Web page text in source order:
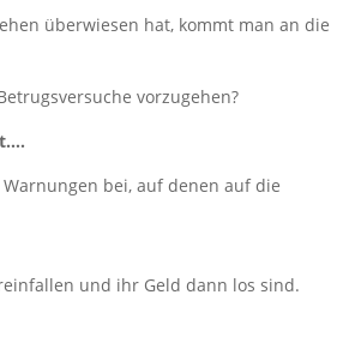
überwiesen hat, kommt man an die
vorzugehen?
bei, auf denen auf die
und ihr Geld dann los sind.